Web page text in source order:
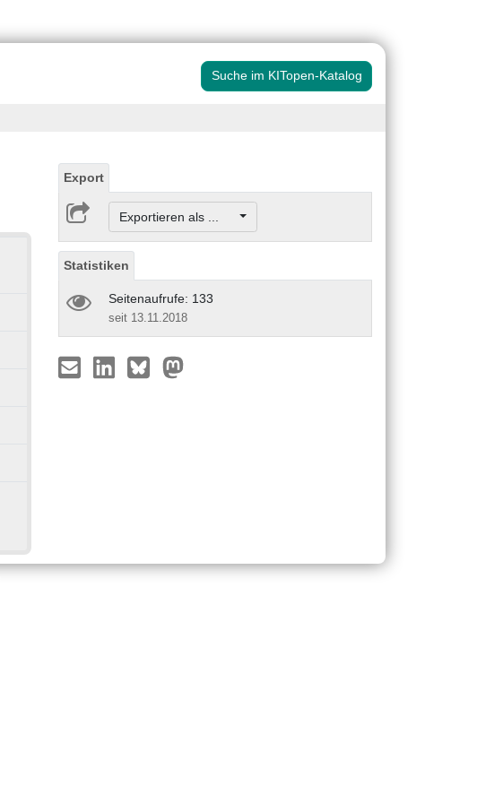
Suche im KITopen-Katalog
Export
Exportieren als ...
Statistiken
Seitenaufrufe: 133
seit 13.11.2018